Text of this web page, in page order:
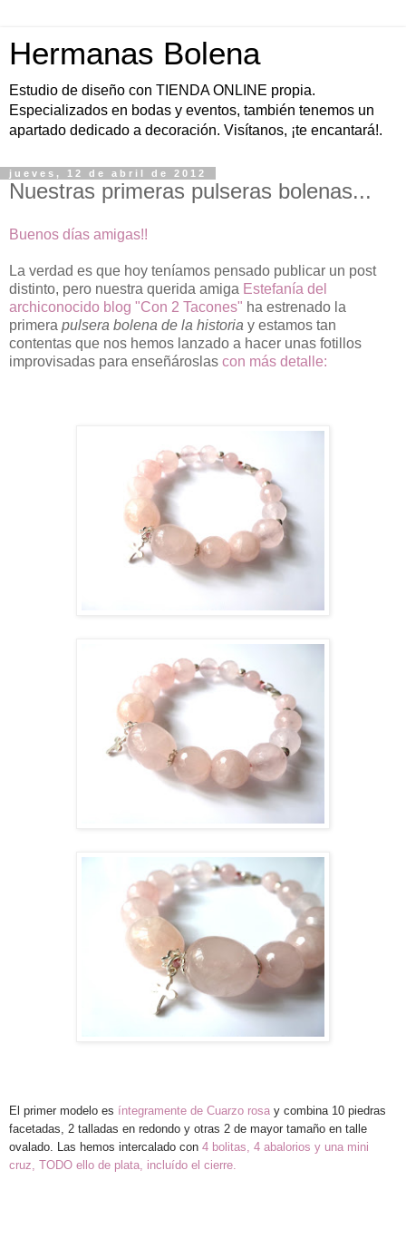
Hermanas Bolena
Estudio de diseño con TIENDA ONLINE propia.
Especializados en bodas y eventos, también tenemos un
apartado dedicado a decoración. Visítanos, ¡te encantará!.
jueves, 12 de abril de 2012
Nuestras primeras pulseras bolenas...
Buenos días amigas!!
La verdad es que hoy teníamos pensado publicar un post
distinto, pero nuestra querida amiga Estefanía del
archiconocido blog "Con 2 Tacones" ha estrenado la
primera pulsera bolena de la historia y estamos tan
contentas que nos hemos lanzado a hacer unas fotillos
improvisadas para enseñároslas con más detalle:
El primer modelo es íntegramente de Cuarzo rosa y combina 10 piedras
facetadas, 2 talladas en redondo y otras 2 de mayor tamaño en talle
ovalado. Las hemos intercalado con 4 bolitas, 4 abalorios y una mini
cruz, TODO ello de plata, incluído el cierre.